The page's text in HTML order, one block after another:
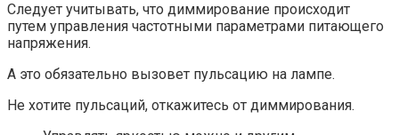
Следует учитывать, что диммирование происходит
путем управления частотными параметрами питающего
напряжения.
А это обязательно вызовет пульсацию на лампе.
Не хотите пульсаций, откажитесь от диммирования.